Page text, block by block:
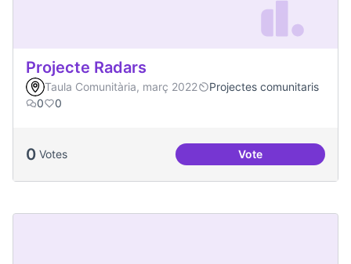
Projecte Radars
Taula Comunitària, març 2022
Projectes comunitaris
0
0
0 Votes VoteProjecte Radars